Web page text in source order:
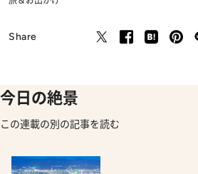
Share
今日の絶景
この連載の別の記事を読む